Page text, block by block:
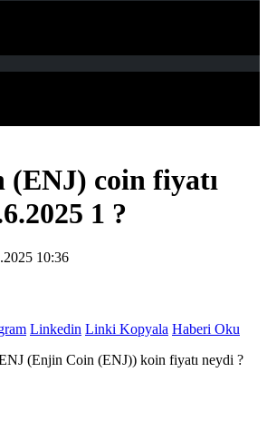
coin fiyatı
1 ?
10:36
Linkedin Linki Kopyala Haberi Oku
(Enjin Coin (ENJ)) koin fiyatı neydi ?